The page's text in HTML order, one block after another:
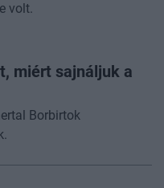
volt.
miért sajnáljuk a
Borbirtok